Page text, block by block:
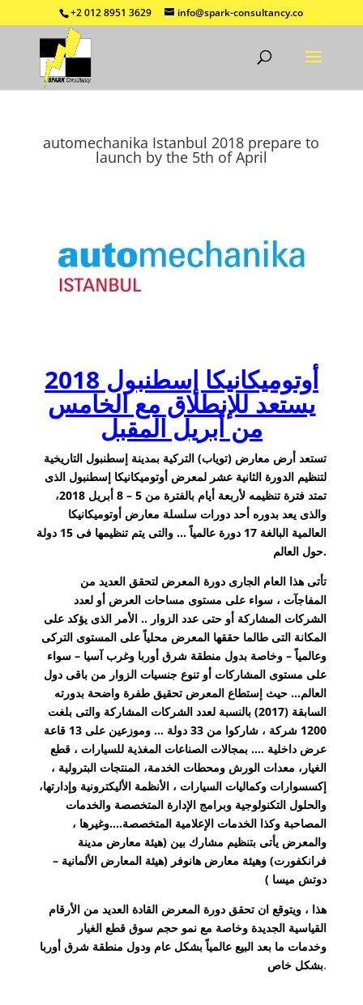
+2 012 8951 3629 info@spark-consultancy.co
automechanika Istanbul 2018 prepare to
launch by the 5th of April
أوتوميكانيكا إسطنبول 2018
يستعد للإنطلاق مع الخامس
من أبريل المقبل
تستعد أرض معارض (توياب) التركية بمدينة إسطنبول التاريخية
لتنظيم الدورة الثانية عشر لمعرض أوتوميكانيكا إسطنبول الذى
تمتد فترة تنظيمه لأربعة أيام بالفترة من 5 – 8 أبريل 2018،
والذى يعد بدوره أحد دورات سلسلة معارض أوتوميكانيكا
العالمية البالغة 17 دورة عالمياً … والتى يتم تنظيمها فى 15 دولة
حول العالم.
تأتى هذا العام الجارى دورة المعرض لتحقق العديد من
المفاجآت ، سواء على مستوى مساحات العرض أو لعدد
الشركات المشاركة أو حتى عدد الزوار .. الأمر الذى يؤكد على
المكانة التى طالما حققها المعرض محلياً على المستوى التركى
وعالمياً – وخاصة بدول منطقة شرق أوربا وغرب آسيا – سواء
على مستوى المشاركات أو تنوع جنسيات الزوار من باقى دول
العالم… حيث إستطاع المعرض تحقيق طفرة واضحة بدورته
السابقة (2017) بالنسبة لعدد الشركات المشاركة والتى بلغت
1200 شركة ، شاركوا من 33 دولة … وموزعين على 13 قاعة
عرض داخلية …. بمجالات الصناعات المغذية للسيارات ، قطع
الغيار، معدات الورش ومحطات الخدمة، المنتجات البترولية ،
إكسسوارات وكماليات السيارات ، الأنظمة الأليكترونية وإدارتها،
والحلول التكنولوجية وبرامج الإدارة المتخصصة والخدمات
المصاحبة وكذا الخدمات الإعلامية المتخصصة….وغيرها ،
والمعرض يأتى بتنظيم مشارك بين (هيئة معارض مدينة
فرانكفورت) وهيئة معارض هانوفر (هيئة المعارض الألمانية –
دوتش ميسا )
هذا ، ويتوقع ان تحقق دورة المعرض القادة العديد من الأرقام
القياسية الجديدة وخاصة مع نمو حجم سوق قطع الغيار
وخدمات ما بعد البيع عالمياً بشكل عام ودول منطقة شرق أوربا
بشكل خاص.